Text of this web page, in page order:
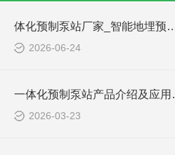
体化预制泵站厂家_智能地埋
2026-06-24
一体
2026-03-23